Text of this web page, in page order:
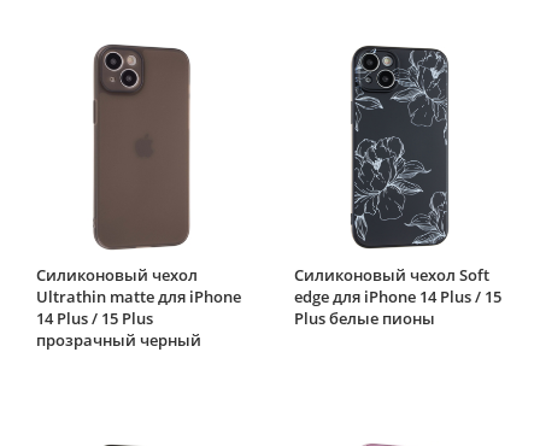
Силиконовый чехол
Ultrathin matte для iPhone
14 Plus / 15 Plus
прозрачный черный
Силиконовый чехол Soft
edge для iPhone 14 Plus / 15
Plus белые пионы